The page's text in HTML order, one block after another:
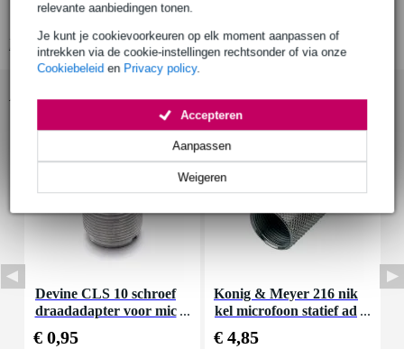
relevante aanbiedingen tonen.
Je kunt je cookievoorkeuren op elk moment aanpassen of
intrekken via de cookie-instellingen rechtsonder of via onze
Cookiebeleid en Privacy policy.
Weigeren
Aanpassen
Accepteren
wijze van instellen: door middel van koppeling
Bekijk alle productspecificaties
Accessoires (5)
Devine CLS 10 schroef
draadadapter voor mic
€ 0,95
Konig & Meyer 216 nik
kel microfoon statief ad
€ 4,85